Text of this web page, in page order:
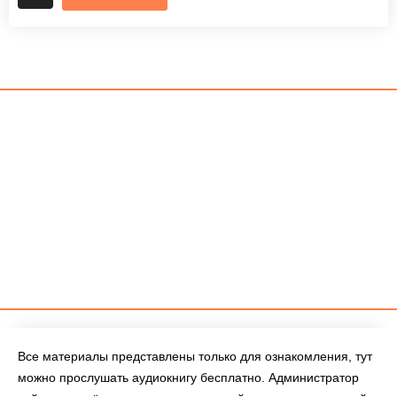
Все материалы представлены только для ознакомления, тут
можно прослушать аудиокнигу бесплатно. Администратор